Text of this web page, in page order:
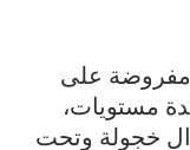
على
مستويات،
خجولة وتحت